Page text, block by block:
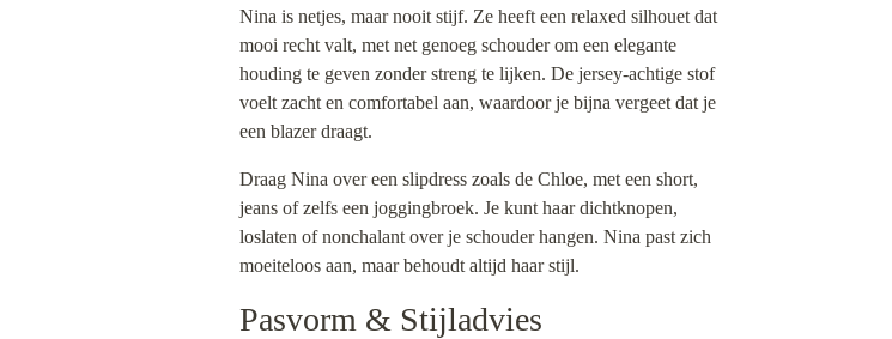
Nina is netjes, maar nooit stijf. Ze heeft een relaxed silhouet dat
mooi recht valt, met net genoeg schouder om een elegante
houding te geven zonder streng te lijken. De jersey-achtige stof
voelt zacht en comfortabel aan, waardoor je bijna vergeet dat je
een blazer draagt.
Draag Nina over een slipdress zoals de Chloe, met een short,
jeans of zelfs een joggingbroek. Je kunt haar dichtknopen,
loslaten of nonchalant over je schouder hangen. Nina past zich
moeiteloos aan, maar behoudt altijd haar stijl.
Pasvorm & Stijladvies